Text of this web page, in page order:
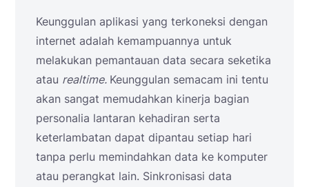
Keunggulan aplikasi yang terkoneksi dengan
internet adalah kemampuannya untuk
melakukan pemantauan data secara seketika
atau realtime. Keunggulan semacam ini tentu
akan sangat memudahkan kinerja bagian
personalia lantaran kehadiran serta
keterlambatan dapat dipantau setiap hari
tanpa perlu memindahkan data ke komputer
atau perangkat lain. Sinkronisasi data